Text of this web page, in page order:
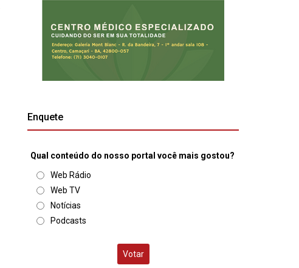
Enquete
Qual conteúdo do nosso portal você mais gostou?
Web Rádio
Web TV
Notícias
Podcasts
Votar